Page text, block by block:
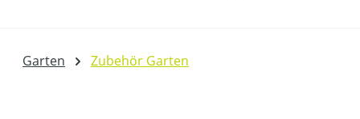
Garten Zubehör Garten